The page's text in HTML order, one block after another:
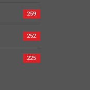
259
252
225